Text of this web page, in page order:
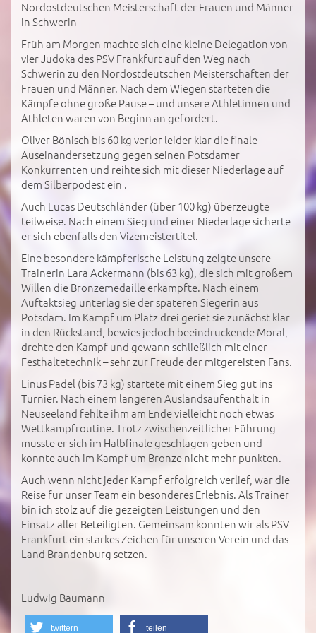
Nordostdeutschen Meisterschaft der Frauen und Männer
in Schwerin
Früh am Morgen machte sich eine kleine Delegation von
vier Judoka des PSV Frankfurt auf den Weg nach
Schwerin zu den Nordostdeutschen Meisterschaften der
Frauen und Männer. Nach dem Wiegen starteten die
Kämpfe ohne große Pause – und unsere Athletinnen und
Athleten waren von Beginn an gefordert.
Oliver Bönisch bis 60 kg verlor leider klar die finale
Auseinandersetzung gegen seinen Potsdamer
Konkurrenten und reihte sich mit dieser Niederlage auf
dem Silberpodest ein .
Auch Lucas Deutschländer (über 100 kg) überzeugte
teilweise. Nach einem Sieg und einer Niederlage sicherte
er sich ebenfalls den Vizemeistertitel.
Eine besondere kämpferische Leistung zeigte unsere
Trainerin Lara Ackermann (bis 63 kg), die sich mit großem
Willen die Bronzemedaille erkämpfte. Nach einem
Auftaktsieg unterlag sie der späteren Siegerin aus
Potsdam. Im Kampf um Platz drei geriet sie zunächst klar
in den Rückstand, bewies jedoch beeindruckende Moral,
drehte den Kampf und gewann schließlich mit einer
Festhaltetechnik – sehr zur Freude der mitgereisten Fans.
Linus Padel (bis 73 kg) startete mit einem Sieg gut ins
Turnier. Nach einem längeren Auslandsaufenthalt in
Neuseeland fehlte ihm am Ende vielleicht noch etwas
Wettkampfroutine. Trotz zwischenzeitlicher Führung
musste er sich im Halbfinale geschlagen geben und
konnte auch im Kampf um Bronze nicht mehr punkten.
Auch wenn nicht jeder Kampf erfolgreich verlief, war die
Reise für unser Team ein besonderes Erlebnis. Als Trainer
bin ich stolz auf die gezeigten Leistungen und den
Einsatz aller Beteiligten. Gemeinsam konnten wir als PSV
Frankfurt ein starkes Zeichen für unseren Verein und das
Land Brandenburg setzen.
Ludwig Baumann
twittern teilen